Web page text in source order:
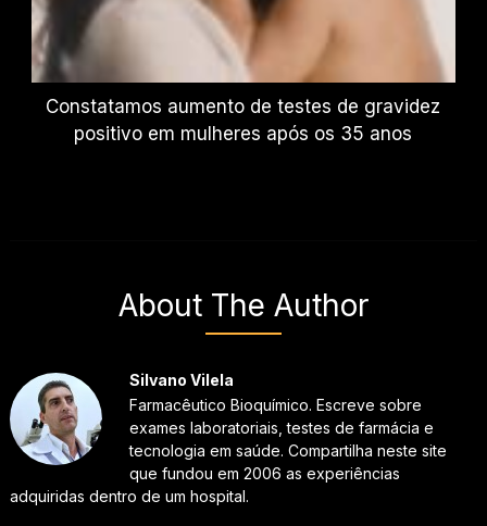
Constatamos aumento de testes de gravidez
positivo em mulheres após os 35 anos
About The Author
Silvano Vilela
Farmacêutico Bioquímico. Escreve sobre
exames laboratoriais, testes de farmácia e
tecnologia em saúde. Compartilha neste site
que fundou em 2006 as experiências
adquiridas dentro de um hospital.